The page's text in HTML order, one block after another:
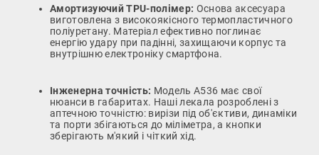
Амортизуючий TPU-полімер: Основа аксесуара
виготовлена з високоякісного термопластичного
поліуретану. Матеріал ефективно поглинає
енергію удару при падінні, захищаючи корпус та
внутрішню електроніку смартфона.
Інженерна точність: Модель A536 має свої
нюанси в габаритах. Наші лекала розроблені з
аптечною точністю: вирізи під об'єктиви, динаміки
та порти збігаються до міліметра, а кнопки
зберігають м'який і чіткий хід.